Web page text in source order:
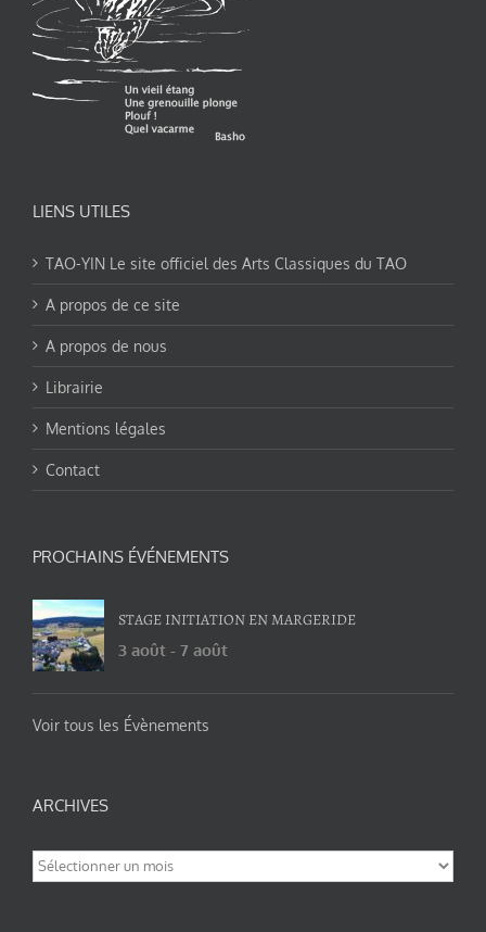
LIENS UTILES
TAO-YIN Le site officiel des Arts Classiques du TAO
A propos de ce site
A propos de nous
Librairie
Mentions légales
Contact
PROCHAINS ÉVÉNEMENTS
STAGE INITIATION EN MARGERIDE
3 août - 7 août
Voir tous les Évènements
ARCHIVES
Archives